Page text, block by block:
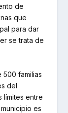
de
que
para dar
se trata de
familias
del
límites entre
es